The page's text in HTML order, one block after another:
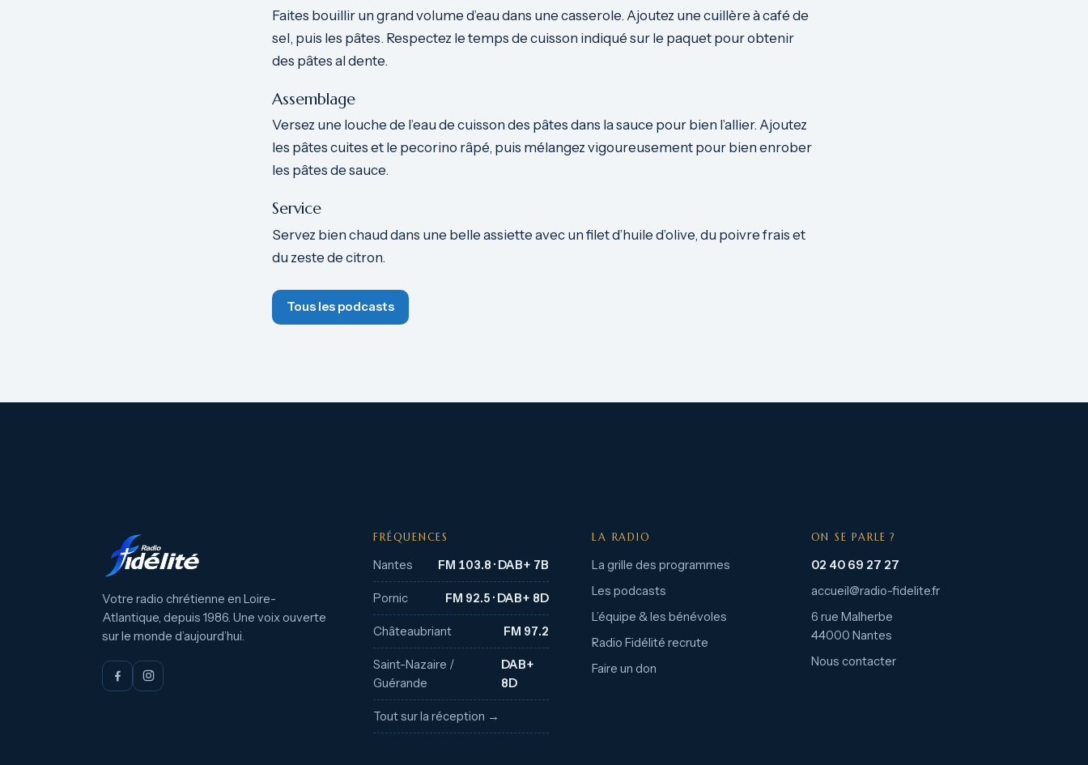
Faites bouillir un grand volume d’eau dans une casserole. Ajoutez une cuillère à café de
sel, puis les pâtes. Respectez le temps de cuisson indiqué sur le paquet pour obtenir
des pâtes al dente.
Assemblage
Versez une louche de l’eau de cuisson des pâtes dans la sauce pour bien l’allier. Ajoutez
les pâtes cuites et le pecorino râpé, puis mélangez vigoureusement pour bien enrober
les pâtes de sauce.
Service
Servez bien chaud dans une belle assiette avec un filet d’huile d’olive, du poivre frais et
du zeste de citron.
Tous les podcasts
Votre radio chrétienne en Loire-
Atlantique, depuis 1986. Une voix ouverte
sur le monde d’aujourd’hui.
FRÉQUENCES
Nantes FM 103.8 · DAB+ 7B
Pornic FM 92.5 · DAB+ 8D
Châteaubriant FM 97.2
Saint-Nazaire /
Guérande
DAB+
8D
Tout sur la réception →
LA RADIO
La grille des programmes
Les podcasts
L’équipe & les bénévoles
Radio Fidélité recrute
Faire un don
ON SE PARLE ?
02 40 69 27 27
accueil@radio-fidelite.fr
6 rue Malherbe
44000 Nantes
Nous contacter